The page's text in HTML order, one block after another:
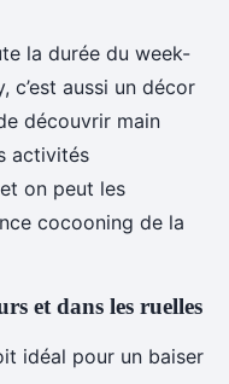
la durée du week-
c’est aussi un décor
découvrir main
activités
on peut les
cocooning de la
et dans les ruelles
idéal pour un baiser